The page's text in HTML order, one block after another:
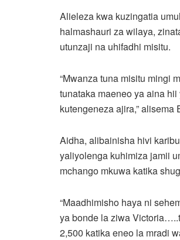
Alieleza kwa kuzingatia
halmashauri za wilaya,
utunzaji na uhifadhi misitu.
“Mwanza tuna misitu mingi
tunataka maeneo ya aina
kutengeneza ajira,” alisema
Aidha, alibainisha hivi
yaliyolenga kuhimiza jamii
mchango mkuwa katika
“Maadhimisho haya ni
ya bonde la ziwa
2,500 katika eneo la mradi